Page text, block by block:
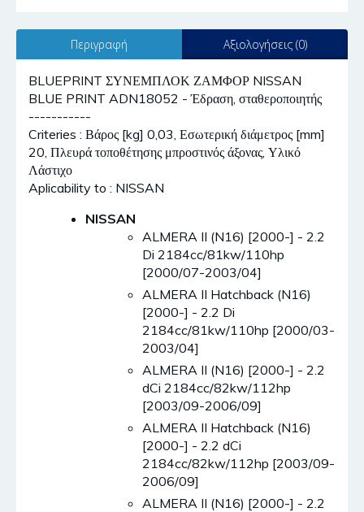
Περιγραφή Αξιολογήσεις (0)
BLUEPRINT ΣΥΝΕΜΠΛΟΚ ΖΑΜΦΟΡ NISSAN
BLUE PRINT ADN18052 - Έδραση, σταθεροποιητής
-----------
Criteries : Βάρος [kg] 0,03, Εσωτερική διάμετρος [mm]
20, Πλευρά τοποθέτησης μπροστινός άξονας, Υλικό
Λάστιχο
Aplicability to : NISSAN
NISSAN
ALMERA II (N16) [2000-] - 2.2
Di 2184cc/81kw/110hp
[2000/07-2003/04]
ALMERA II Hatchback (N16)
[2000-] - 2.2 Di
2184cc/81kw/110hp [2000/03-
2003/04]
ALMERA II (N16) [2000-] - 2.2
dCi 2184cc/82kw/112hp
[2003/09-2006/09]
ALMERA II Hatchback (N16)
[2000-] - 2.2 dCi
2184cc/82kw/112hp [2003/09-
2006/09]
ALMERA II (N16) [2000-] - 2.2